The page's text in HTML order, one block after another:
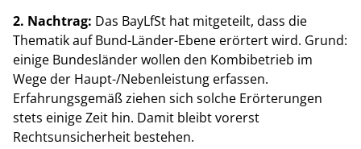
2. Nachtrag: Das BayLfSt hat mitgeteilt, dass die
Thematik auf Bund-Länder-Ebene erörtert wird. Grund:
einige Bundesländer wollen den Kombibetrieb im
Wege der Haupt-/Nebenleistung erfassen.
Erfahrungsgemäß ziehen sich solche Erörterungen
stets einige Zeit hin. Damit bleibt vorerst
Rechtsunsicherheit bestehen.